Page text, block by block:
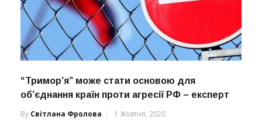
“Тримор’я” може стати основою для
об’єднання країн проти агресії РФ – експерт
By Світлана Фролова 1 Жовтня, 2020